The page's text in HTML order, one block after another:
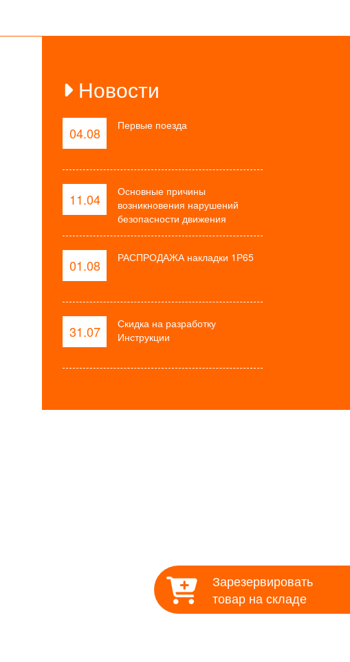
Новости
04.08 Первые поезда
11.04
Основные причины
возникновения нарушений
безопасности движения
01.08 РАСПРОДАЖА накладки 1Р65
31.07
Скидка на разработку
Инструкции
Зарезервировать
товар на складе